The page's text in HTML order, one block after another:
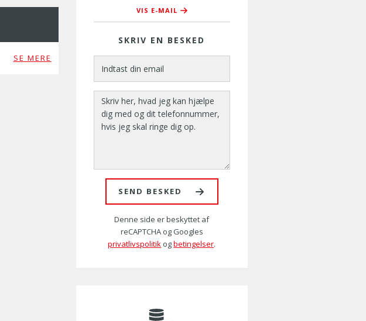
SE MERE
VIS E-MAIL
cgn@amusyd.dk
SKRIV EN BESKED
SEND BESKED
Denne side er beskyttet af
reCAPTCHA og Googles
privatlivspolitik ogbetingelser.